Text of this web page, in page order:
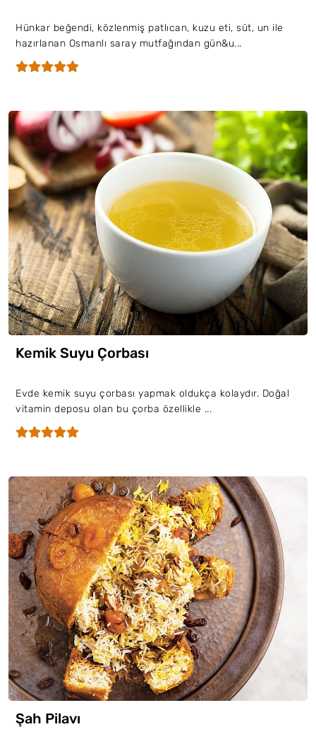
Hünkar beğendi, közlenmiş patlıcan, kuzu eti, süt, un ile
hazırlanan Osmanlı saray mutfağından gün&u...
Kemik Suyu Çorbası
Evde kemik suyu çorbası yapmak oldukça kolaydır. Doğal
vitamin deposu olan bu çorba özellikle ...
Şah Pilavı